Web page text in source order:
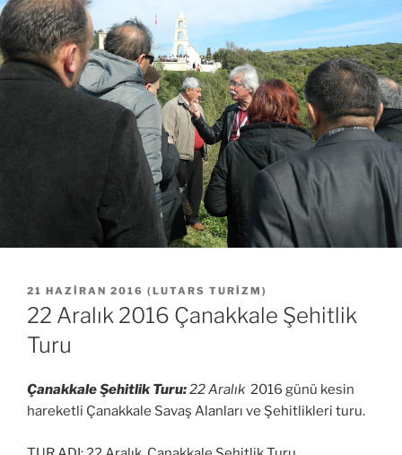
YAYIM
TARIHI
21 HAZIRAN 2016 ( LUTARS TURIZM )
22 Aralık 2016 Çanakkale Şehitlik
Turu
Çanakkale Şehitlik Turu:22 Aralık 2016 günü kesin
hareketli Çanakkale Savaş Alanları ve Şehitlikleri turu.